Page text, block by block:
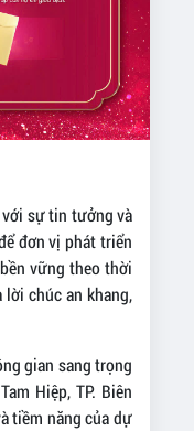
sự tin tưởng và
đơn vị phát triển
vững theo thời
chúc an khang,
gian sang trọng
Hiệp, TP. Biên
tiềm năng của dự